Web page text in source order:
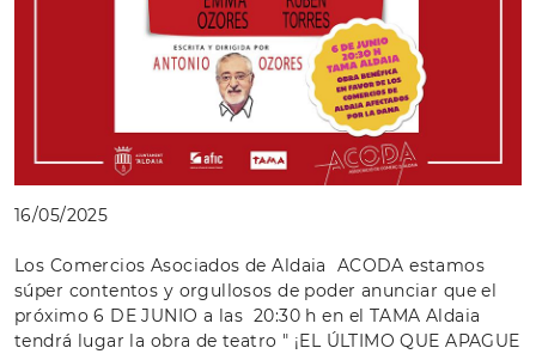
16/05/2025
Los Comercios Asociados de Aldaia ACODA estamos
súper contentos y orgullosos de poder anunciar que el
próximo 6 DE JUNIO a las 20:30 h en el TAMA Aldaia
tendrá lugar la obra de teatro " ¡EL ÚLTIMO QUE APAGUE